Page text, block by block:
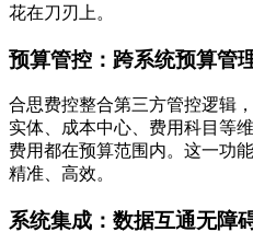
花在刀刃上。
预算管控：跨系统预算管
合思费控整合第三方管控逻辑
实体、成本中心、费用科目等
费用都在预算范围内。这一功
精准、高效。
系统集成：数据互通无障